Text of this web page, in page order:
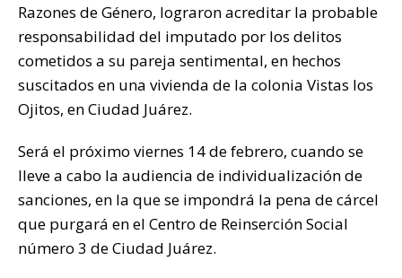
Razones de Género, lograron acreditar la probable
responsabilidad del imputado por los delitos
cometidos a su pareja sentimental, en hechos
suscitados en una vivienda de la colonia Vistas los
Ojitos, en Ciudad Juárez.
Será el próximo viernes 14 de febrero, cuando se
lleve a cabo la audiencia de individualización de
sanciones, en la que se impondrá la pena de cárcel
que purgará en el Centro de Reinserción Social
número 3 de Ciudad Juárez.